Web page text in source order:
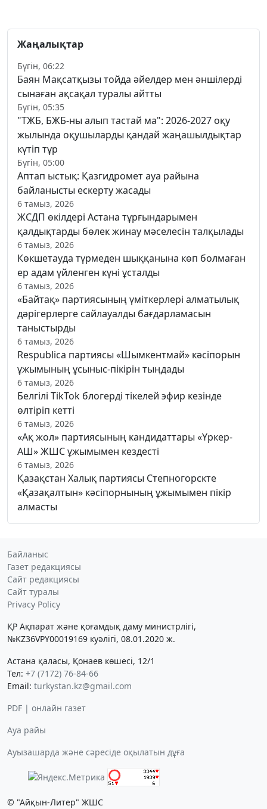
Жаңалықтар
Бүгін, 06:22
Баян Мақсатқызы тойда әйелдер мен әншілерді
сынаған ақсақал туралы айтты
Бүгін, 05:35
"ТЖБ, БЖБ-ны алып тастай ма": 2026-2027 оқу
жылында оқушыларды қандай жаңашылдықтар
күтіп тұр
Бүгін, 05:00
Аптап ыстық: Қазгидромет ауа райына
байланысты ескерту жасады
6 тамыз, 2026
ЖСДП өкілдері Астана тұрғындарымен
қалдықтарды бөлек жинау мәселесін талқылады
6 тамыз, 2026
Көкшетауда түрмеден шыққанына көп болмаған
ер адам үйленген күні ұсталды
6 тамыз, 2026
«Байтақ» партиясының үміткерлері алматылық
дәрігерлерге сайлауалды бағдарламасын
таныстырды
6 тамыз, 2026
Respublica партиясы «Шымкентмай» кәсіпорын
ұжымының ұсыныс-пікірін тыңдады
6 тамыз, 2026
Белгілі TikTok блогерді тікелей эфир кезінде
өлтіріп кетті
6 тамыз, 2026
«Ақ жол» партиясының кандидаттары «Үркер-
АШ» ЖШС ұжымымен кездесті
6 тамыз, 2026
Қазақстан Халық партиясы Степногорскте
«Қазақалтын» кәсіпорнының ұжымымен пікір
алмасты
Байланыс
Газет редакциясы
Сайт редакциясы
Сайт туралы
Privacy Policy
ҚР Ақпарат және қоғамдық даму министрлігі,
№KZ36VPY00019169 куәлігі, 08.01.2020 ж.
Астана қаласы, Қонаев көшесі, 12/1
Тел: +7 (7172) 76-84-66
Email: turkystan.kz@gmail.com
PDF | онлайн газет
Ауа райы
Ауызашарда және сәресіде оқылатын дұға
© "Айқын-Литер" ЖШС